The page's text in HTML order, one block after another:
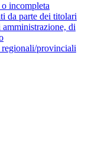
incompleta
da parte dei titolari
di
provinciali